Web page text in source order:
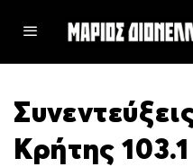
Κρήτης 103.1